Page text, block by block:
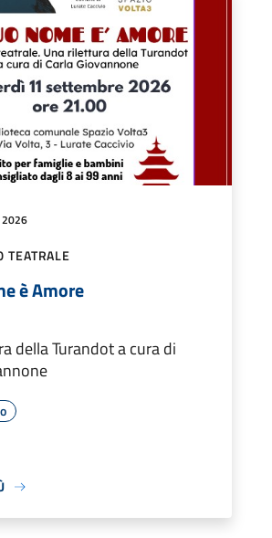
2026
TEATRALE
è Amore
della Turandot a cura di